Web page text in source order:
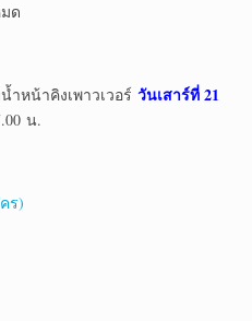
ด
หน้าคิงเพาวเวอร์ วันเสาร์ที่ 21
น.
ร)